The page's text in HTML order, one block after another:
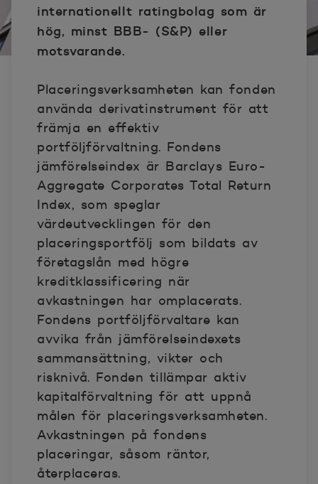
internationellt ratingbolag som är
hög, minst BBB- (S&P) eller
motsvarande.
Placeringsverksamheten kan fonden
använda derivatinstrument för att
främja en effektiv
portföljförvaltning. Fondens
jämförelseindex är Barclays Euro-
Aggregate Corporates Total Return
Index, som speglar
värdeutvecklingen för den
placeringsportfölj som bildats av
företagslån med högre
kreditklassificering när
avkastningen har omplacerats.
Fondens portföljförvaltare kan
avvika från jämförelseindexets
sammansättning, vikter och
risknivå. Fonden tillämpar aktiv
kapitalförvaltning för att uppnå
målen för placeringsverksamheten.
Avkastningen på fondens
placeringar, såsom räntor,
återplaceras.